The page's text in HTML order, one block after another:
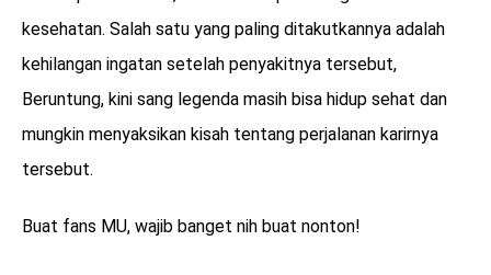
kesehatan. Salah satu yang paling ditakutkannya adalah
kehilangan ingatan setelah penyakitnya tersebut,
Beruntung, kini sang legenda masih bisa hidup sehat dan
mungkin menyaksikan kisah tentang perjalanan karirnya
tersebut.
Buat fans MU, wajib banget nih buat nonton!